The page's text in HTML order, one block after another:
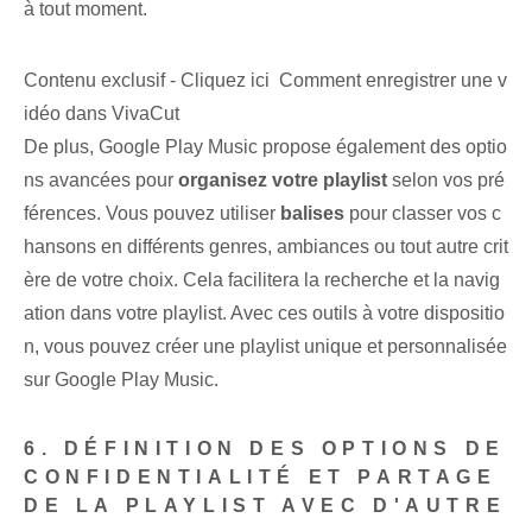
à tout moment.
Contenu exclusif - Cliquez ici Comment enregistrer une v
idéo dans VivaCut
De plus, Google Play Music propose également des optio
ns avancées pour organisez votre playlist selon vos pré
férences. Vous pouvez utiliser balises pour classer vos c
hansons en différents genres, ambiances ou tout autre crit
ère de votre choix. Cela facilitera la recherche et la navig
ation dans votre playlist. Avec ces outils à votre dispositio
n, vous pouvez créer une playlist unique et personnalisée
sur Google Play Music.
6. DÉFINITION DES OPTIONS DE
CONFIDENTIALITÉ ET PARTAGE
DE LA PLAYLIST AVEC D'AUTRE